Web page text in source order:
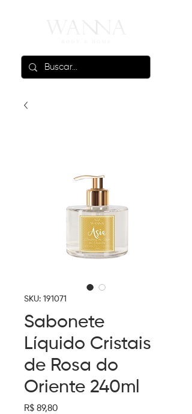
SKU: 191071
Sabonete
Líquido Cristais
de Rosa do
Oriente 240ml
R$ 89,80Preço